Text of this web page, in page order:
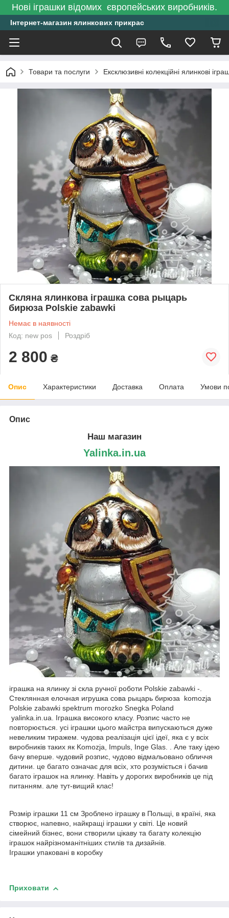
Нові іграшки відомих європейських виробників.
Інтернет-магазин ялинкових прикрас
Товари та послуги Ексклюзивні колекційні ялинкові
Скляна ялинкова іграшка сова рыцарь
бирюза Polskie zabawki
Немає в наявності
Код: new pos
Роздріб
2 800 ₴
Опис Характеристики Доставка Оплата Умови
Опис
Наш магазин
Yalinka.in.ua
іграшка на ялинку зі скла ручної роботи Polskie zabawki -.
Стеклянная елочная игрушка сова рыцарь бирюза komozja
Polskie zabawki spektrum morozko Snegka Poland
yalinka.in.ua. Іграшка високого класу. Розпис часто не
повторюється. усі іграшки цього майстра випускаються дуже
невеликим тиражем. чудова реалізація цієї ідеї, яка є у всіх
виробників таких як Komozja, Impuls, Inge Glas. . Але таку ідею
бачу вперше. чудовий розпис, чудово відмальовано обличчя
дитини. це багато означає для всіх, хто розуміється і бачив
багато іграшок на ялинку. Навіть у дорогих виробників це під
питанням. але тут-вищий клас!
Розмір іграшки 11 см Зроблено іграшку в Польщі, в країні, яка
створює, напевно, найкращі іграшки у світі. Це новий
сімейний бізнес, вони створили цікаву та багату колекцію
іграшок найрізноманітніших стилів та дизайнів.
Іграшки упаковані в коробку
Приховати